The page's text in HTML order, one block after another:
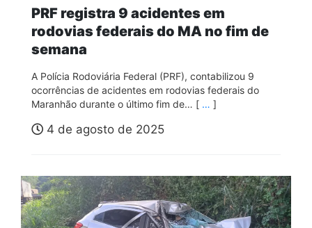
PRF registra 9 acidentes em
rodovias federais do MA no fim de
semana
A Polícia Rodoviária Federal (PRF), contabilizou 9
ocorrências de acidentes em rodovias federais do
Maranhão durante o último fim de… [ … ]
4 de agosto de 2025